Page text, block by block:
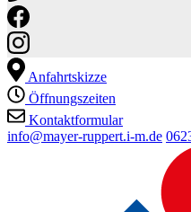
Anfahrtskizze
Öffnungszeiten
Kontaktformular
info@mayer-ruppert.i-m.de